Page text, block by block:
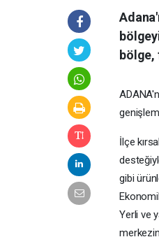
İlçe
gibi
Yerli ve